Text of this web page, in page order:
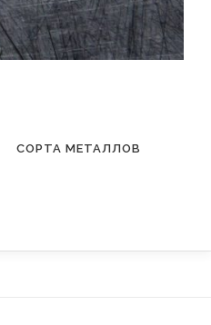
СОРТА МЕТАЛЛОВ